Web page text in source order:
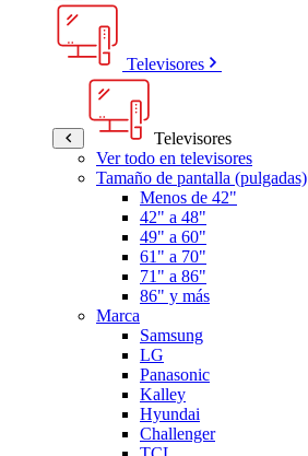
Televisores
Televisores
Ver todo en televisores
Tamaño de pantalla (pulgadas)
Menos de 42"
42" a 48"
49" a 60"
61" a 70"
71" a 86"
86" y más
Marca
Samsung
LG
Panasonic
Kalley
Hyundai
Challenger